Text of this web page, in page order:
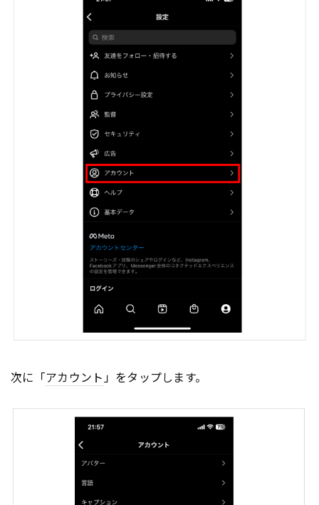
次に「アカウント」をタップします。